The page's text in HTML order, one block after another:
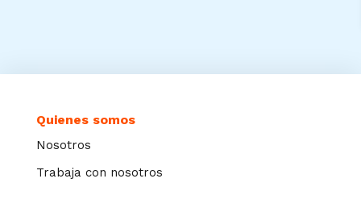
Quienes somos
Nosotros
Trabaja con nosotros